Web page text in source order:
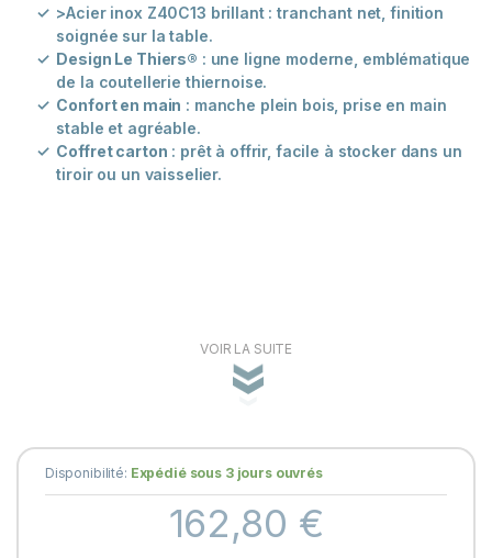
>Acier inox Z40C13 brillant : tranchant net, finition
soignée sur la table.
Design Le Thiers® : une ligne moderne, emblématique
de la coutellerie thiernoise.
Confort en main : manche plein bois, prise en main
stable et agréable.
Coffret carton : prêt à offrir, facile à stocker dans un
tiroir ou un vaisselier.
VOIR LA SUITE
Disponibilité: Expédié sous 3 jours ouvrés
162,80 €